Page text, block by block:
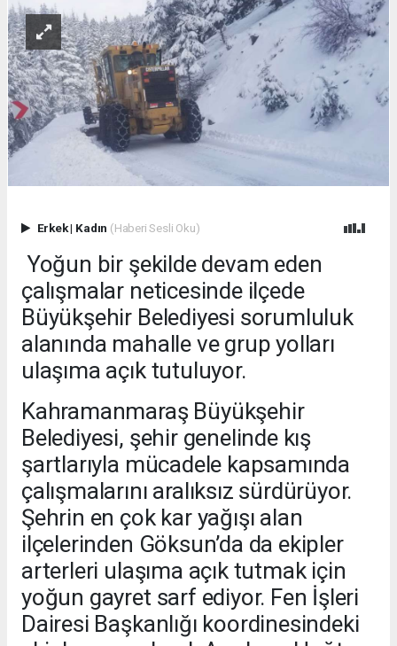
Erkek| Kadın (Haberi Sesli Oku)
Yoğun bir şekilde devam eden
çalışmalar neticesinde ilçede
Büyükşehir Belediyesi sorumluluk
alanında mahalle ve grup yolları
ulaşıma açık tutuluyor.
Kahramanmaraş Büyükşehir
Belediyesi, şehir genelinde kış
şartlarıyla mücadele kapsamında
çalışmalarını aralıksız sürdürüyor.
Şehrin en çok kar yağışı alan
ilçelerinden Göksun’da da ekipler
arterleri ulaşıma açık tutmak için
yoğun gayret sarf ediyor. Fen İşleri
Dairesi Başkanlığı koordinesindeki